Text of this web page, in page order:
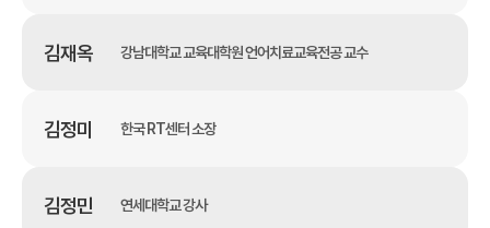
김재옥 강남대학교 교육대학원 언어치료교육전공 교수
김정미 한국 RT센터 소장
김정민 연세대학교 강사